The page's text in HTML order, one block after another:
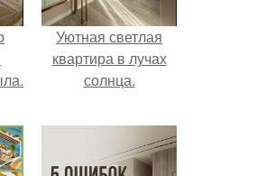
Уютная светлая
квартира в лучах
солнца.